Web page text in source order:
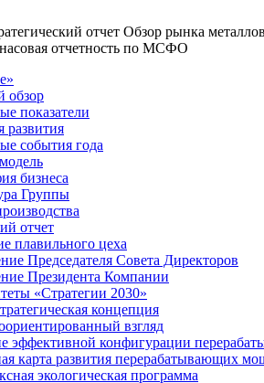
отчет Обзор рынка металлов
отчетность по МСФО
обзор
показатели
развития
события года
бизнеса
Группы
отчет
плавильного цеха
Председателя Совета Директоров
Президента Компании
«Стратегии 2030»
концепция
взгляд
эффективной конфигурации
карта развития перерабатывающих
экологическая программа